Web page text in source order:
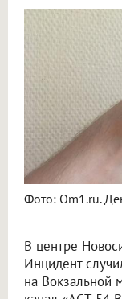
Фото: Om1.ru.
В центре
Инцидент
на Вокзальной